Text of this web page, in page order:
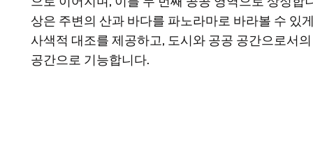
상은 주변의 산과 바다를 파노라마로 바라볼 수 있
사색적 대조를 제공하고, 도시와 공공 공간으로서
공간으로 기능합니다.